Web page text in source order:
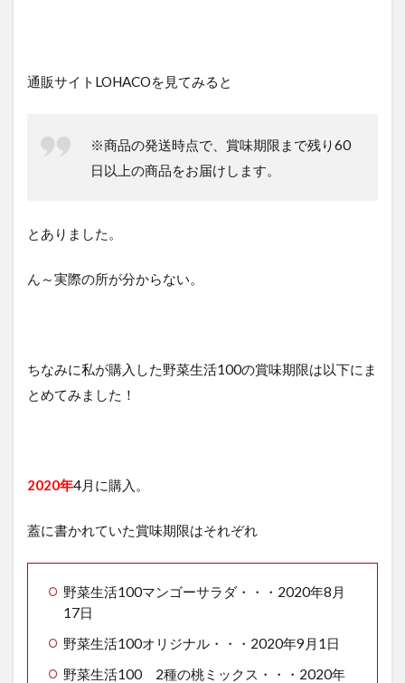
ル
マン
ゴー
2種の
ック
保
存
ジ
ス
紹
通販サイトLOHACOを見てみると
※商品の発送時点で、賞味期限まで残り60
日以上の商品をお届けします。
とありました。
ん～実際の所が分からない。
ちなみに私が購入した野菜生活100の賞味期限は以下にま
とめてみました！
2020年4月に購入。
蓋に書かれていた賞味期限はそれぞれ
野菜生活100マンゴーサラダ・・・2020年8月
17日
野菜生活100オリジナル・・・2020年9月1日
野菜生活100 2種の桃ミックス・・・2020年